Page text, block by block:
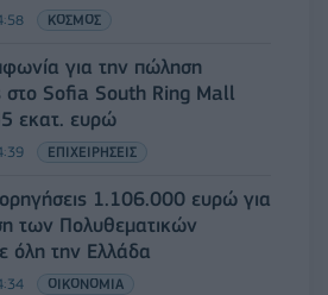
ΚΟΣΜΟΣ
για την πώληση
στο Sofia South Ring Mall
εκατ. ευρώ
ΕΠΙΧΕΙΡΗΣΕΙΣ
1.106.000 ευρώ για
των Πολυθεματικών
όλη την Ελλάδα
ΟΙΚΟΝΟΜΙΑ